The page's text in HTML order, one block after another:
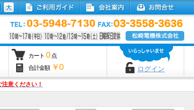
カート 0 点
合計金額 ￥0 ログイン
意ください！